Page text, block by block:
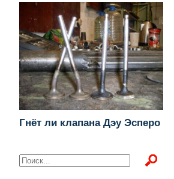
Гнёт ли клапана Дэу Эсперо